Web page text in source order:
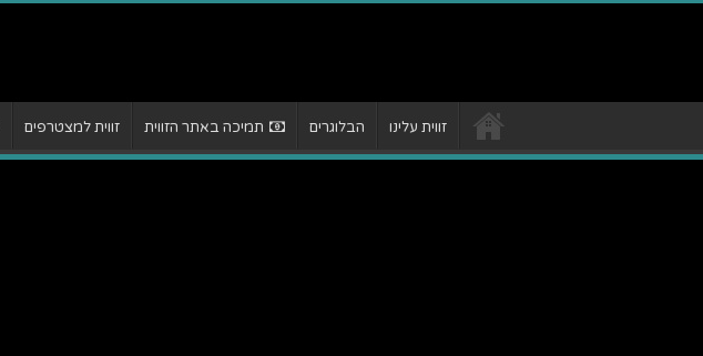
זווית עלינו הבלוגרים תמיכה באתר הזווית זווית למצטרפים